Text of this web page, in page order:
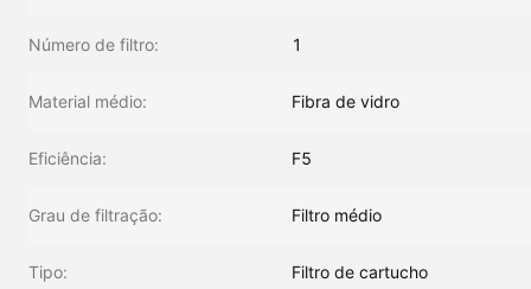
Número de filtro: 1
Material médio: Fibra de vidro
Eficiência: F5
Grau de filtração: Filtro médio
Tipo: Filtro de cartucho